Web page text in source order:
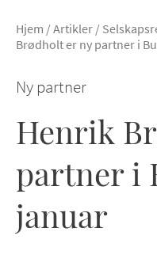
Hjem /Artikler /
Brødholt er ny partner i
Ny partner
Henrik
partner i
januar